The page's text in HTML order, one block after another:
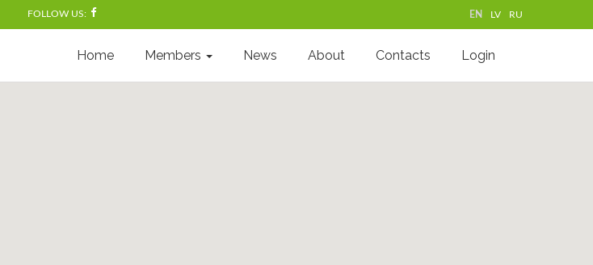
FOLLOW US: EN LV RU
Home Members News About Contacts Login